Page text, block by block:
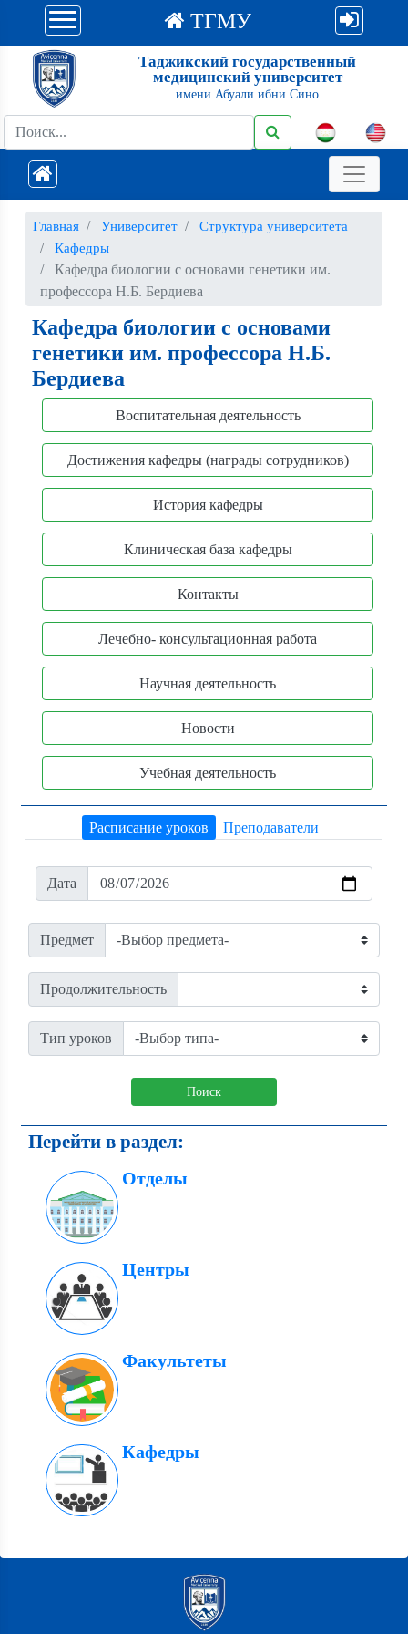
ТГМУ
Таджикский государственный
медицинский университет
имени Абуали ибни Сино
Главная Университет
Структура университета
Кафедры
Кафедра биологии с основами генетики им.
профессора Н.Б. Бердиева
Кафедра биологии с основами
генетики им. профессора Н.Б.
Бердиева
Воспитательная деятельность
Достижения кафедры (награды сотрудников)
История кафедры
Клиническая база кафедры
Контакты
Лечебно- консультационная работа
Научная деятельность
Новости
Учебная деятельность
Расписание уроков Преподаватели
Дата
Предмет
Продолжительность
Тип уроков
Поиск
Перейти в раздел:
Отделы
Центры
Факультеты
Кафедры